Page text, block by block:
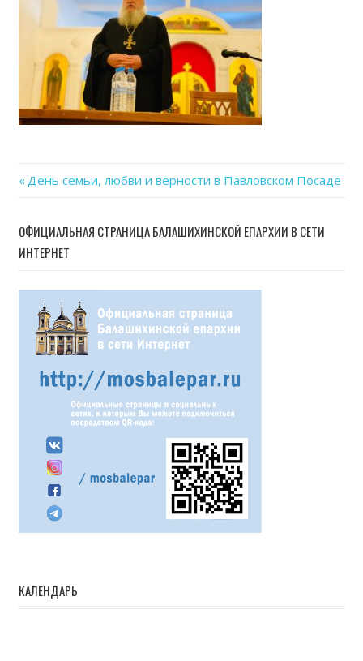
по
записям
Previous
День семьи, любви и верности в Павловском Посаде
ОФИЦИАЛЬНАЯ СТРАНИЦА БАЛАШИХИНСКОЙ ЕПАРХИИ В СЕТИ
ИНТЕРНЕТ
КАЛЕНДАРЬ